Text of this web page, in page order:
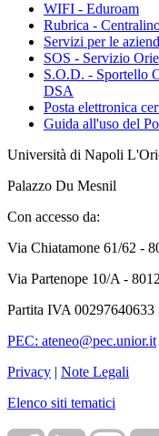
WIFI - Eduroam
Rubrica -
Servizi per le
SOS - Servizio
S.O.D. - Sportello
DSA
Posta elettronica
Guida all'uso del
Università di Napoli
Palazzo Du Mesnil
Con accesso da:
Via Chiatamone 61/62 -
Via Partenope 10/A -
Partita IVA 00297640633
PEC: ateneo@pec.unior.it
Privacy | Note Legali
Elenco siti tematici